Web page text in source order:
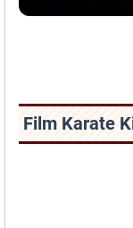
Film Karate